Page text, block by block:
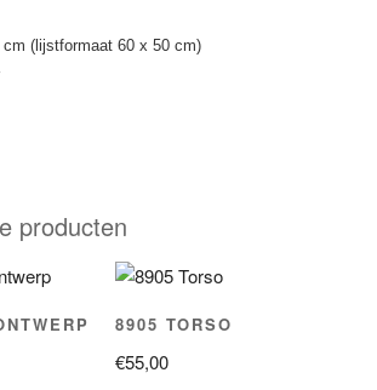
(lijstformaat 60 x 50 cm)
producten
8905 TORSO
€55,00